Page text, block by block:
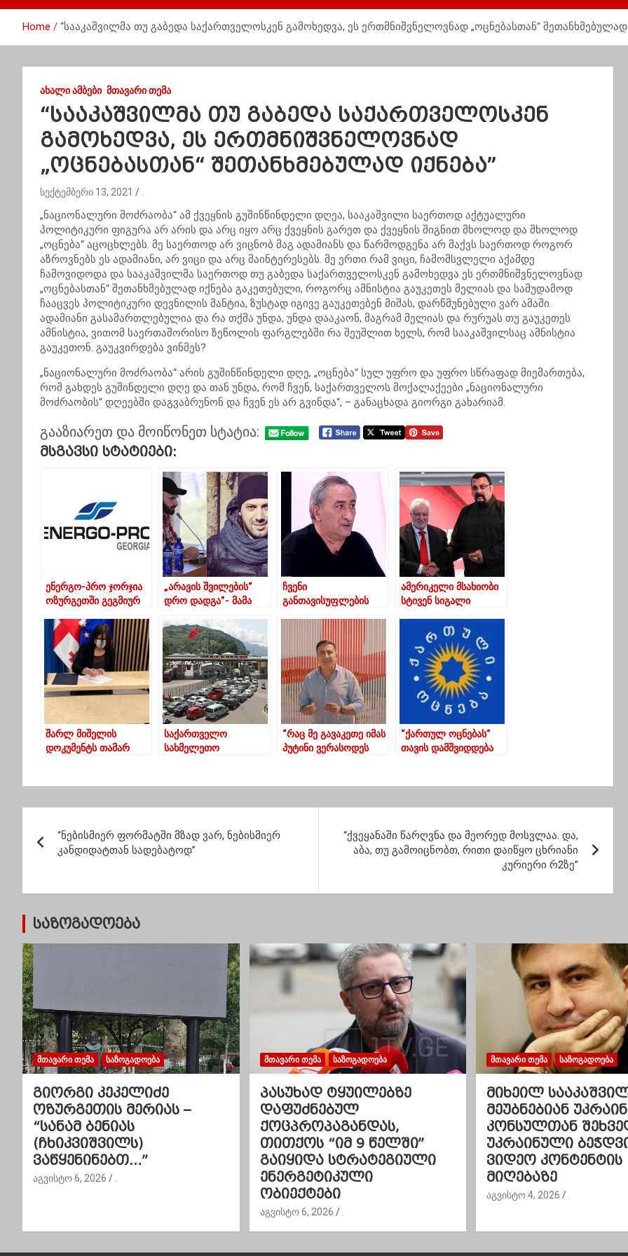
Home “სააკაშვილმა თუ გაბედა საქართველოსკენ გამოხედვა, ეს ერთმნიშვნელოვნად „ოცნებასთან“ შეთანხმებულად
ᲐᲮᲐᲚᲘ ᲐᲛᲑᲔᲑᲘ ᲛᲗᲐᲕᲐᲠᲘ ᲗᲔᲛᲐ
“სააკაშვილმა თუ გაბედა საქართველოსკენ
გამოხედვა, ეს ერთმნიშვნელოვნად
„ოცნებასთან“ შეთანხმებულად იქნება”
სექტემბერი 13, 2021
„ნაციონალური მოძრაობა“ ამ ქვეყნის გუშინწინდელი დღეა, სააკაშვილი საერთოდ აქტუალური
პოლიტიკური ფიგურა არ არის და არც იყო არც ქვეყნის გარეთ და ქვეყნის შიგნით მხოლოდ და მხოლოდ
„ოცნება“ აცოცხლებს. მე საერთოდ არ ვიცნობ მაგ ადამიანს და წარმოდგენა არ მაქვს საერთოდ როგორ
აზროვნებს ეს ადამიანი, არ ვიცი და არც მაინტერესებს. მე ერთი რამ ვიცი, ჩამომსვლელი აქამდე
ჩამოვიდოდა და სააკაშვილმა საერთოდ თუ გაბედა საქართველოსკენ გამოხედვა ეს ერთმნიშვნელოვნად
„ოცნებასთან“ შეთანხმებულად იქნება გაკეთებული, როგორც ამნისტია გაუკეთეს მელიას და სამუდამოდ
ჩააცვეს პოლიტიკური დევნილის მანტია, ზუსტად იგივე გაუკეთებენ მიშას, დარწმუნებული ვარ ამაში.
ადამიანი გასამართლებულია და რა თქმა უნდა, უნდა დააკაონ, მაგრამ მელიას და რურუას თუ გაუკეთეს
ამნისტია, ვითომ საერთაშორისო ზეწოლის ფარგლებში რა შეუშლით ხელს, რომ სააკაშვილსაც ამნისტია
გაუკეთონ. გაუკვირდება ვინმეს?
„ნაციონალური მოძრაობა“ არის გუშინწინდელი დღე, „ოცნება“ სულ უფრო და უფრო სწრაფად მიემართება,
რომ გახდეს გუშინდელი დღე და თან უნდა, რომ ჩვენ, საქართველოს მოქალაქეები „ნაციონალური
მოძრაობის“ დღეებში დაგვაბრუნონ და ჩვენ ეს არ გვინდა“, – განაცხადა გიორგი გახარიამ.
გააზიარეთ და მოიწონეთ სტატია:
Მსგავსი Სტატიები:
ენერგო-პრო ჯორჯია
ოზურგეთში გეგმიურ
დაკავშირებით
განცხადებას
ავრცელებს
„არავის შვილების“
დრო დადგა”- მამა
ჩვენი
განთავისუფლების
პარლამენტში არუნდა
შევიდეს- მელაშვილი
ამერიკელი მსახიობი
სტივენ სიგალი
“სამართლიანი
რუსეთი –
სიმართლისთვის”
წევრი გახდა
შარლ მიშელის
დოკუმენტს თამარ
საქართველო
სახმელეთო
“რაც მე გავაკეთე იმას
პუტინი ვერასოდეს
“ქართულ ოცნებას”
თავის დამშვიდდება
ო
ტ
ი
ს
ნ
ა
ვ
ი
გ
ა
ც
“ნებისმიერ ფორმატში მზად ვარ, ნებისმიერ
კანდიდატთან სადებატოდ”
“ქვეყანაში წარღვნა და მეორედ მოსვლაა. და,
აბა, თუ გამოიცნობთ, რითი დაიწყო ცხრიანი
კურიერი რ2ზე”
საზოგადოება
ᲛᲗᲐᲕᲐᲠᲘ ᲗᲔᲛᲐ ᲡᲐᲖᲝᲒᲐᲓᲝᲔᲑᲐ
გიორგი კეკელიძე
ოზურგეთის მერიას –
“სანამ ბენიას
(ჩხიკვიშვილს)
ვაწყენინებთ…”
აგვისტო 6, 2026
ᲛᲗᲐᲕᲐᲠᲘ ᲗᲔᲛᲐ ᲡᲐᲖᲝᲒᲐᲓᲝᲔᲑᲐ
პასუხად ტყუილებზე
დაფუძნებულ
ქოცპროპაგანდას,
თითქოს “იმ 9 წელში”
გაიყიდა სტრატეგიული
ენერგეტიკული
ობიექტები
აგვისტო 6, 2026
ᲛᲗᲐᲕᲐᲠᲘ ᲗᲔᲛᲐ ᲡᲐᲖᲝᲒᲐᲓᲝᲔᲑᲐ
მიხეილ
მეუბნებიან
კონსულთან
უკრაინული
ვიდეო კონტენტის
მიღებაზე
აგვისტო 4, 2026